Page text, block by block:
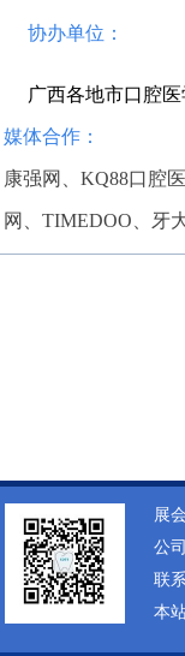
协办单位：
广西各地市口腔
媒体合作：
康强网、KQ88口腔
网、TIMEDOO、牙
展
公
联
本